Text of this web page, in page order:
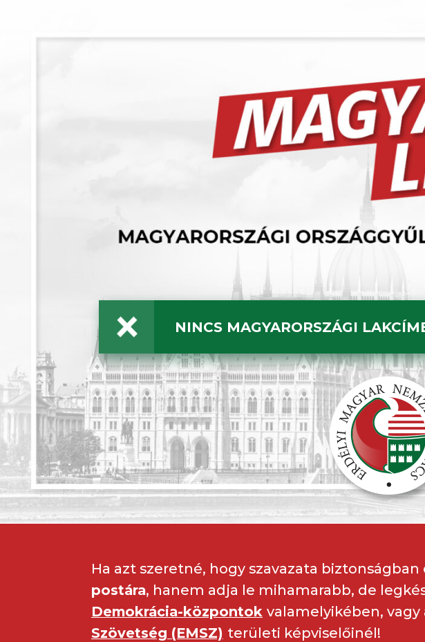
NINCS MAGYARORSZÁGI
Ha azt szeretné, hogy szavazata
postára, hanem adja le mihamarabb, de
Demokrácia-központok valamelyikében, vagy
Szövetség (EMSZ) területi képviselőinél!